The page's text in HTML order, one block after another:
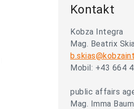
Kontakt
Kobza Integra
Mag. Beatrix
Mobil: +43 664
public affairs
Mag. Imma